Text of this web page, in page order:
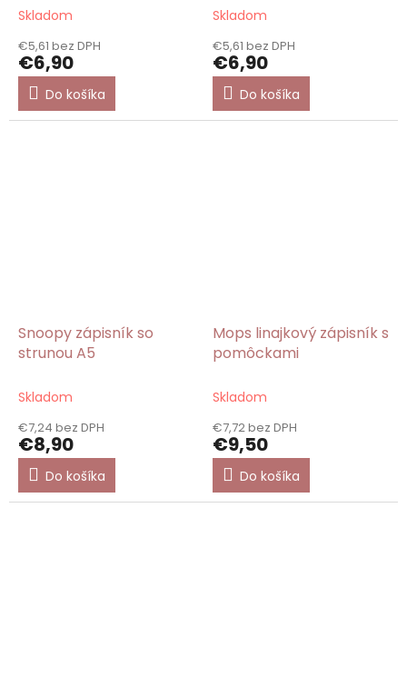
Skladom
€5,61 bez DPH
€6,90
Do košíka
Skladom
€5,61 bez DPH
€6,90
Do košíka
Snoopy zápisník so
strunou A5
Skladom
€7,24 bez DPH
€8,90
Do košíka
Mops linajkový zápisník s
pomôckami
Skladom
€7,72 bez DPH
€9,50
Do košíka